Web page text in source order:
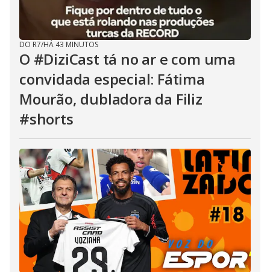
DO R7/HÁ 43 MINUTOS
O #DiziCast tá no ar e com uma
convidada especial: Fátima
Mourão, dubladora da Filiz
#shorts